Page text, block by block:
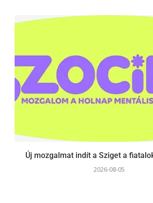
Új mozgalmat indít a Sziget a
2026-08-05